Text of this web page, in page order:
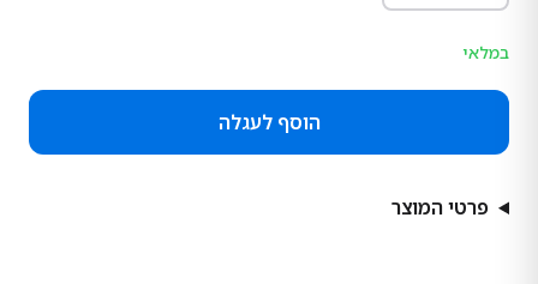
במלאי
הוסף לעגלה
פרטי המוצר